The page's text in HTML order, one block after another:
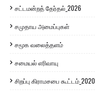
சட்டமன்றத் தேர்தல்_2026
சமுதாய அமைப்புகள்
சமூக வலைத்தளம்
சமையல் எரிவாயு
சிறப்பு கிராமசபை கூட்டம்_2020